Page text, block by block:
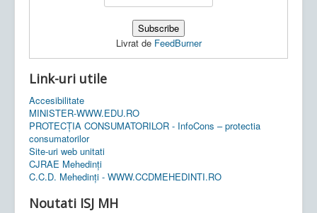
Livrat de FeedBurner
Link-uri utile
Accesibilitate
MINISTER-WWW.EDU.RO
PROTECȚIA CONSUMATORILOR - InfoCons – protectia
consumatorilor
Site-uri web unitati
CJRAE Mehedinți
C.C.D. Mehedinţi - WWW.CCDMEHEDINTI.RO
Noutati ISJ MH